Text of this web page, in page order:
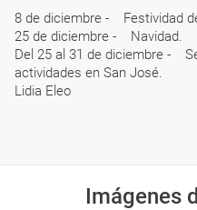
8 de diciembre - Festividad
25 de diciembre - Navidad.
Del 25 al 31 de diciembre -
actividades en San José.
Lidia Eleo
Imágenes